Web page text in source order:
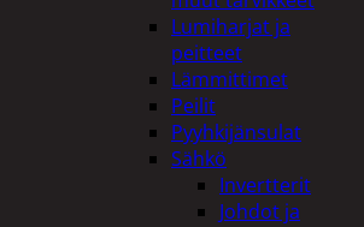
Lumiharjat ja
peitteet
Lämmittimet
Peilit
Pyyhkijänsulat
Sähkö
Invertterit
Johdot ja